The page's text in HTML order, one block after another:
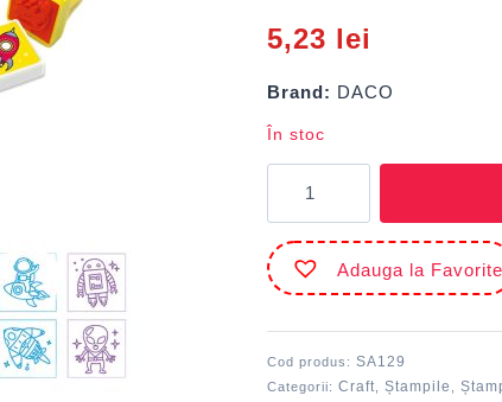
5,23 lei
Brand: DACO
În stoc
Ștampilă
tușată
Space
DACO
SA129
Adauga la Favorite
Cod produs:SA129
Categorii:Craft ,Ștampile ,